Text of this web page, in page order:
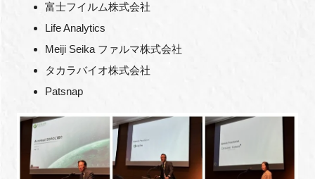
富士フイルム株式会社
Life Analytics
Meiji Seika ファルマ株式会社
タカラバイオ株式会社
Patsnap